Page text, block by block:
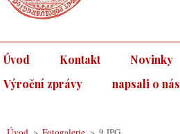
Úvod Kontakt Novinky
Výroční zprávy
napsali o nás